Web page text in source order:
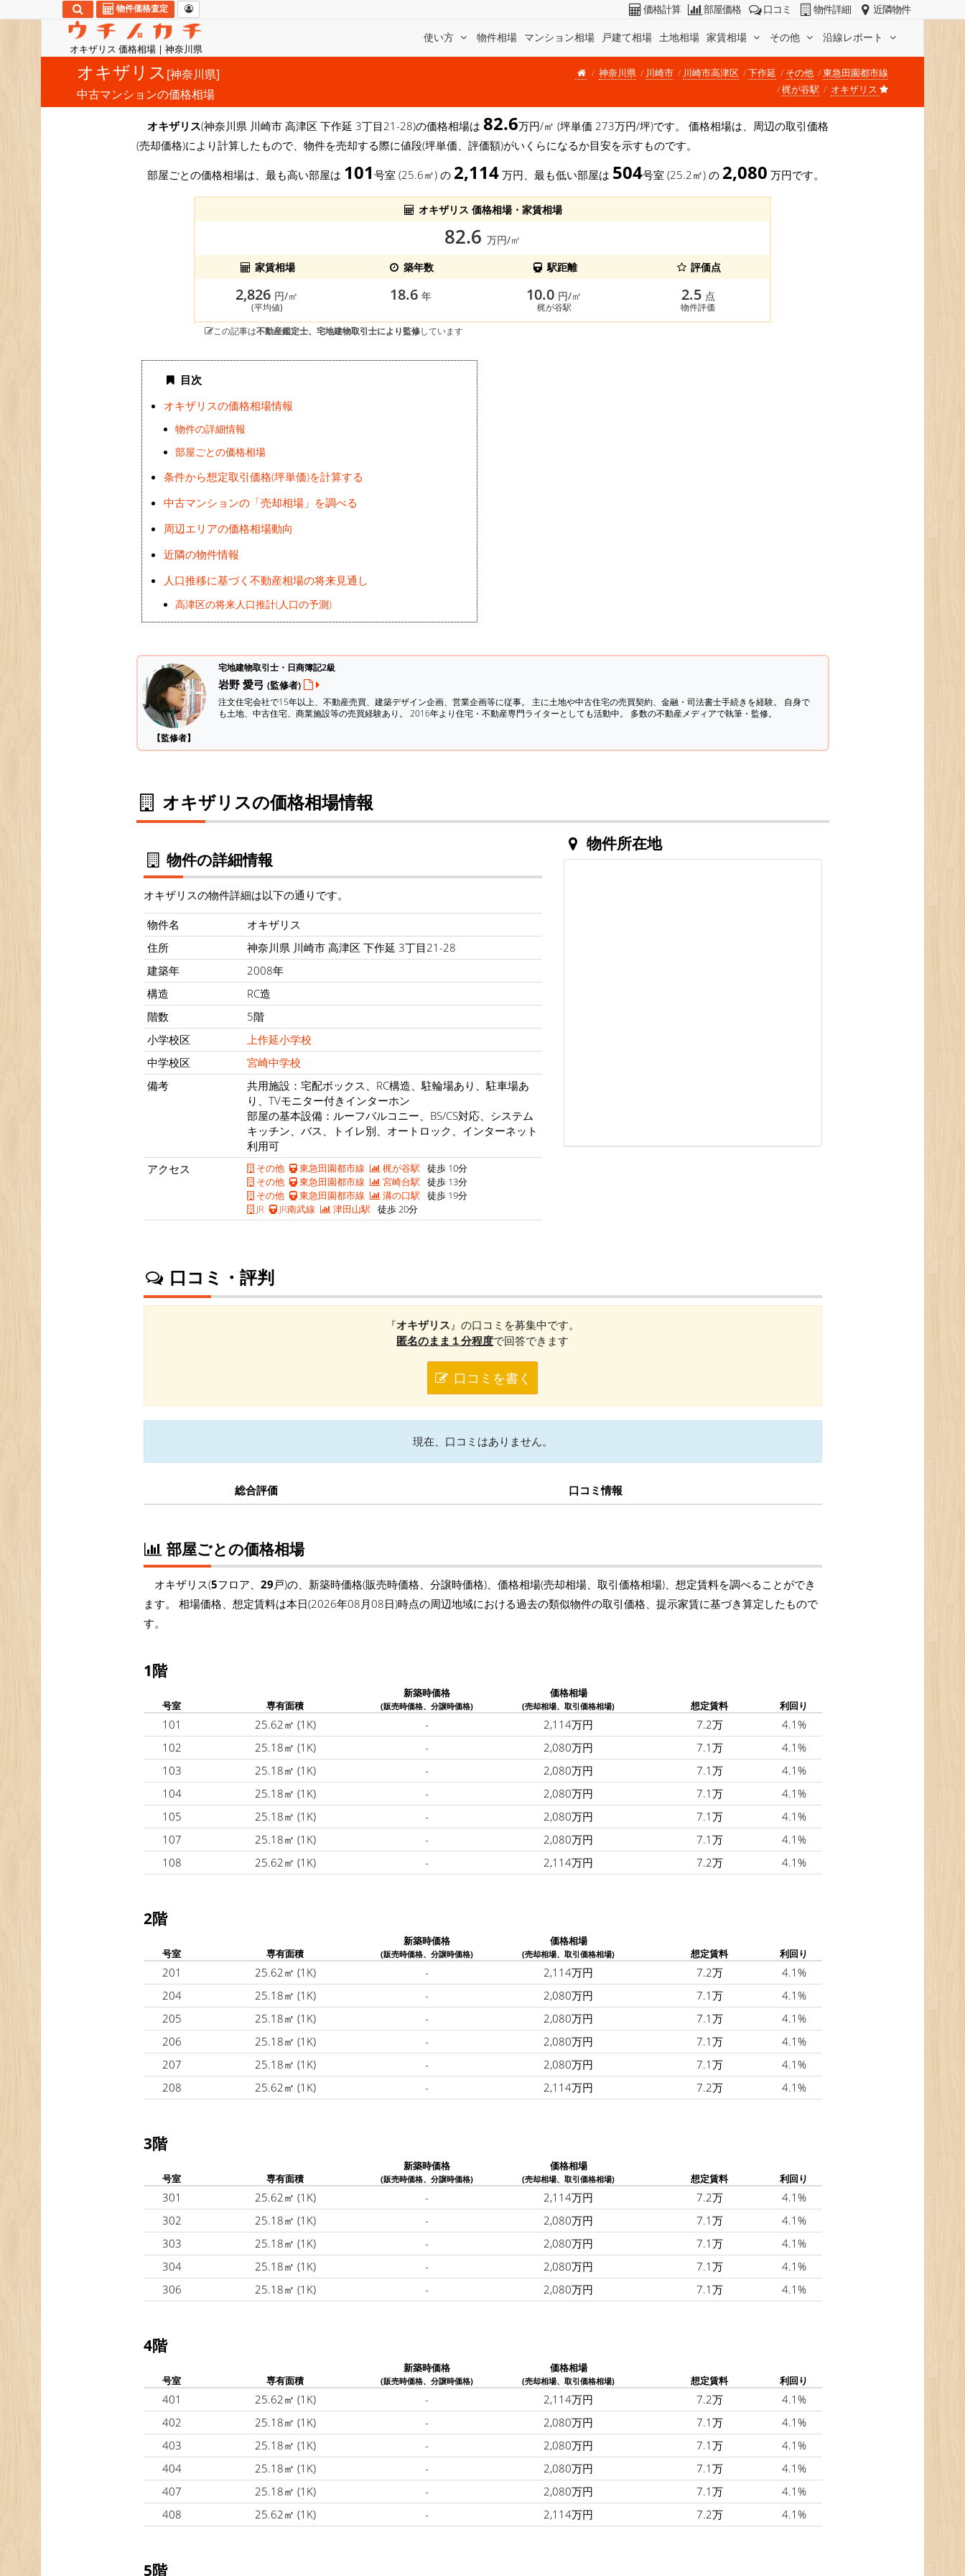
オキザリス 価格相場 | 神奈川県
使い方 物件相場 マンション相場 戸建て相場 土地相場 家賃相場 その他 沿線レポート
物件価格査定 価格計算 部屋価格 口コミ 物件詳細 近隣物件
オキザリス [神奈川県]
中古マンションの価格相場
神奈川県 川崎市 川崎市高津区 下作延 その他
東急田園都市線
梶が谷駅
オキザリス
オキザリス(神奈川県 川崎市 高津区 下作延 3丁目21-28)の価格相場は 82.6万円/㎡ (坪単価 273万円/坪)です。 価格相場は、周辺の取引価格
(売却価格)により計算したもので、物件を売却する際に値段(坪単価、評価額)がいくらになるか目安を示すものです。
部屋ごとの価格相場は、最も高い部屋は 101 号室 (25.6㎡) の 2,114万円、最も低い部屋は 504号室 (25.2㎡) の 2,080 万円です。
オキザリス 価格相場・家賃相場
82.6 万円/㎡
家賃相場
築年数 駅距離 評価点
2,826 円/㎡
(平均値)
18.6 年 10.0 円/㎡
梶が谷駅
2.5 点
物件評価
この記事は不動産鑑定士、宅地建物取引士により監修しています
目次
オキザリスの価格相場情報
物件の詳細情報
部屋ごとの価格相場
条件から想定取引価格(坪単価)を計算する
中古マンションの「売却相場」を調べる
周辺エリアの価格相場動向
近隣の物件情報
人口推移に基づく不動産相場の将来見通し
高津区の将来人口推計(人口の予測)
【監修者】
宅地建物取引士・日商簿記2級
岩野 愛弓 (監修者)
注文住宅会社で15年以上、不動産売買、建築デザイン企画、営業企画等に従事。 主に土地や中古住宅の売買契約、金融・司法書士手続きを経験。 自身で
も土地、中古住宅、商業施設等の売買経験あり。 2016年より住宅・不動産専門ライターとしても活動中。 多数の不動産メディアで執筆・監修。
オキザリスの価格相場情報
物件の詳細情報
オキザリスの物件詳細は以下の通りです。
物件名
オキザリス
住所
神奈川県 川崎市 高津区 下作延 3丁目21-28
建築年
2008年
構造
RC造
階数
5階
小学校区
上作延小学校
中学校区
宮崎中学校
備考
共用施設：宅配ボックス、RC構造、駐輪場あり、駐車場あ
り、TVモニター付きインターホン
部屋の基本設備：ルーフバルコニー、BS/CS対応、システム
キッチン、バス、トイレ別、オートロック、インターネット
利用可
アクセス
その他 東急田園都市線 梶が谷駅 徒歩 10分
その他
東急田園都市線 宮崎台駅 徒歩 13分
その他
東急田園都市線 溝の口駅 徒歩 19分
JR
JR南武線 津田山駅 徒歩 20分
物件所在地
口コミ・評判
『オキザリス 』の口コミを募集中です。
匿名のまま１分程度で回答できます
口コミを書く
現在、口コミはありません。
総合評価 口コミ情報
部屋ごとの価格相場
オキザリス(5フロア、 29戸)の、新築時価格(販売時価格、分譲時価格)、価格相場(売却相場、取引価格相場)、想定賃料を調べることができ
ます。 相場価格、想定賃料は本日(2026年08月08日)時点の周辺地域における過去の類似物件の取引価格、提示家賃に基づき算定したもので
す。
1階
号室 専有面積
新築時価格
(販売時価格、分譲時価格)
価格相場
(売却相場、取引価格相場) 想定賃料 利回り
101 25.62㎡ (1K) - 2,114万円 7.2万
4.1%
102
25.18㎡ (1K) - 2,080万円 7.1万
4.1%
103
25.18㎡ (1K) - 2,080万円 7.1万
4.1%
104
25.18㎡ (1K) - 2,080万円 7.1万
4.1%
105
25.18㎡ (1K) - 2,080万円 7.1万
4.1%
107
25.18㎡ (1K) - 2,080万円 7.1万
4.1%
108
25.62㎡ (1K) - 2,114万円 7.2万 4.1%
2階
号室 専有面積
新築時価格
(販売時価格、分譲時価格)
価格相場
(売却相場、取引価格相場) 想定賃料 利回り
201 25.62㎡ (1K) - 2,114万円 7.2万
4.1%
204
25.18㎡ (1K) - 2,080万円 7.1万
4.1%
205
25.18㎡ (1K) - 2,080万円 7.1万
4.1%
206
25.18㎡ (1K) - 2,080万円 7.1万
4.1%
207
25.18㎡ (1K) - 2,080万円 7.1万
4.1%
208
25.62㎡ (1K) - 2,114万円 7.2万 4.1%
3階
号室 専有面積
新築時価格
(販売時価格、分譲時価格)
価格相場
(売却相場、取引価格相場) 想定賃料 利回り
301 25.62㎡ (1K) - 2,114万円 7.2万
4.1%
302
25.18㎡ (1K) - 2,080万円 7.1万
4.1%
303
25.18㎡ (1K) - 2,080万円 7.1万
4.1%
304
25.18㎡ (1K) - 2,080万円 7.1万
4.1%
306
25.18㎡ (1K) - 2,080万円 7.1万 4.1%
4階
号室 専有面積
新築時価格
(販売時価格、分譲時価格)
価格相場
(売却相場、取引価格相場) 想定賃料 利回り
401 25.62㎡ (1K) - 2,114万円 7.2万
4.1%
402
25.18㎡ (1K) - 2,080万円 7.1万
4.1%
403
25.18㎡ (1K) - 2,080万円 7.1万
4.1%
404
25.18㎡ (1K) - 2,080万円 7.1万
4.1%
407
25.18㎡ (1K) - 2,080万円 7.1万
4.1%
408
25.62㎡ (1K) - 2,114万円 7.2万 4.1%
5階